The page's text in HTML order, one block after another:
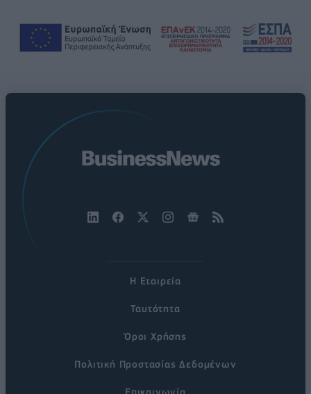
Η Εταιρεία
Ταυτότητα
Όροι Χρήσης
Πολιτική Προστασίας Δεδομένων
Επικοινωνία